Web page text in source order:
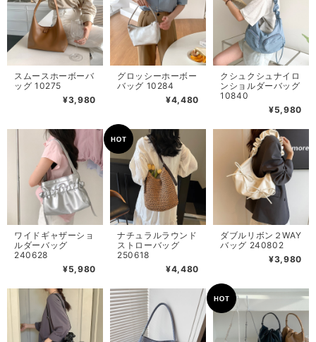
スムースホーボーバ
ッグ 10275
¥3,980
グロッシーホーボー
バッグ 10284
¥4,480
クシュクシュナイロ
ンショルダーバッグ
10840
¥5,980
ワイドギャザーショ
ルダーバッグ
240628
¥5,980
ナチュラルラウンド
ストローバッグ
250618
¥4,480
ダブルリボン２WAY
バッグ 240802
¥3,980